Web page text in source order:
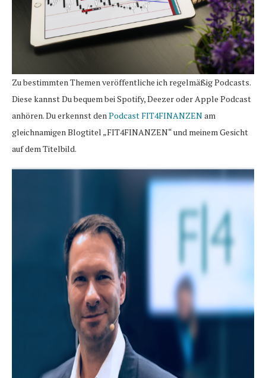
Zu bestimmten Themen veröffentliche ich regelmäßig Podcasts.
Diese kannst Du bequem bei Spotify, Deezer oder Apple Podcast
anhören. Du erkennst den Podcast FIT4FINANZENam
gleichnamigen Blogtitel „FIT4FINANZEN“ und meinem Gesicht
auf dem Titelbild.